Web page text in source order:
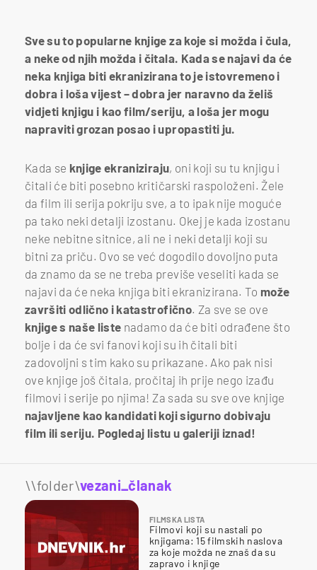
Sve su to popularne knjige za koje si možda i čula,
a neke od njih možda i čitala. Kada se najavi da će
neka knjiga biti ekranizirana to je istovremeno i
dobra i loša vijest – dobra jer naravno da želiš
vidjeti knjigu i kao film/seriju, a loša jer mogu
napraviti grozan posao i upropastiti ju.
Kada se knjige ekraniziraju, oni koji su tu knjigu i
čitali će biti posebno kritičarski raspoloženi. Žele
da film ili serija pokriju sve, a to ipak nije moguće
pa tako neki detalji izostanu. Okej je kada izostanu
neke nebitne sitnice, ali ne i neki detalji koji su
bitni za priču. Ovo se već dogodilo dovoljno puta
da znamo da se ne treba previše veseliti kada se
najavi da će neka knjiga biti ekranizirana. To može
završiti odlično i katastrofično. Za sve se ove
knjige s naše liste nadamo da će biti odrađene što
bolje i da će svi fanovi koji su ih čitali biti
zadovoljni s tim kako su prikazane. Ako pak nisi
ove knjige još čitala, pročitaj ih prije nego izađu
filmovi i serije po njima! Za sada su sve ove knjige
najavljene kao kandidati koji sigurno dobivaju
film ili seriju. Pogledaj listu u galeriji iznad!
\\folder\vezani_članak
FILMSKA LISTA
Filmovi koji su nastali po
knjigama: 15 filmskih naslova
za koje možda ne znaš da su
zapravo i knjige